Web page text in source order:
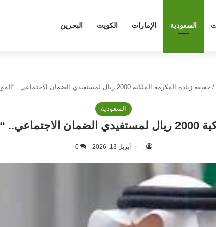
السعودية الإمارات الكويت البحرين
/ حقيقة زيادة المكرمة الملكية 2000 ريال لمستفيدي الضمان الاجتماعي.. “الموارد البشرية” توضح
السعودية
توضح
أبريل 13, 2026 0